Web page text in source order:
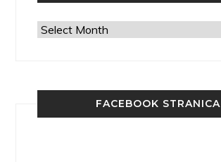
Arhiva
FACEBOOK STRANICA